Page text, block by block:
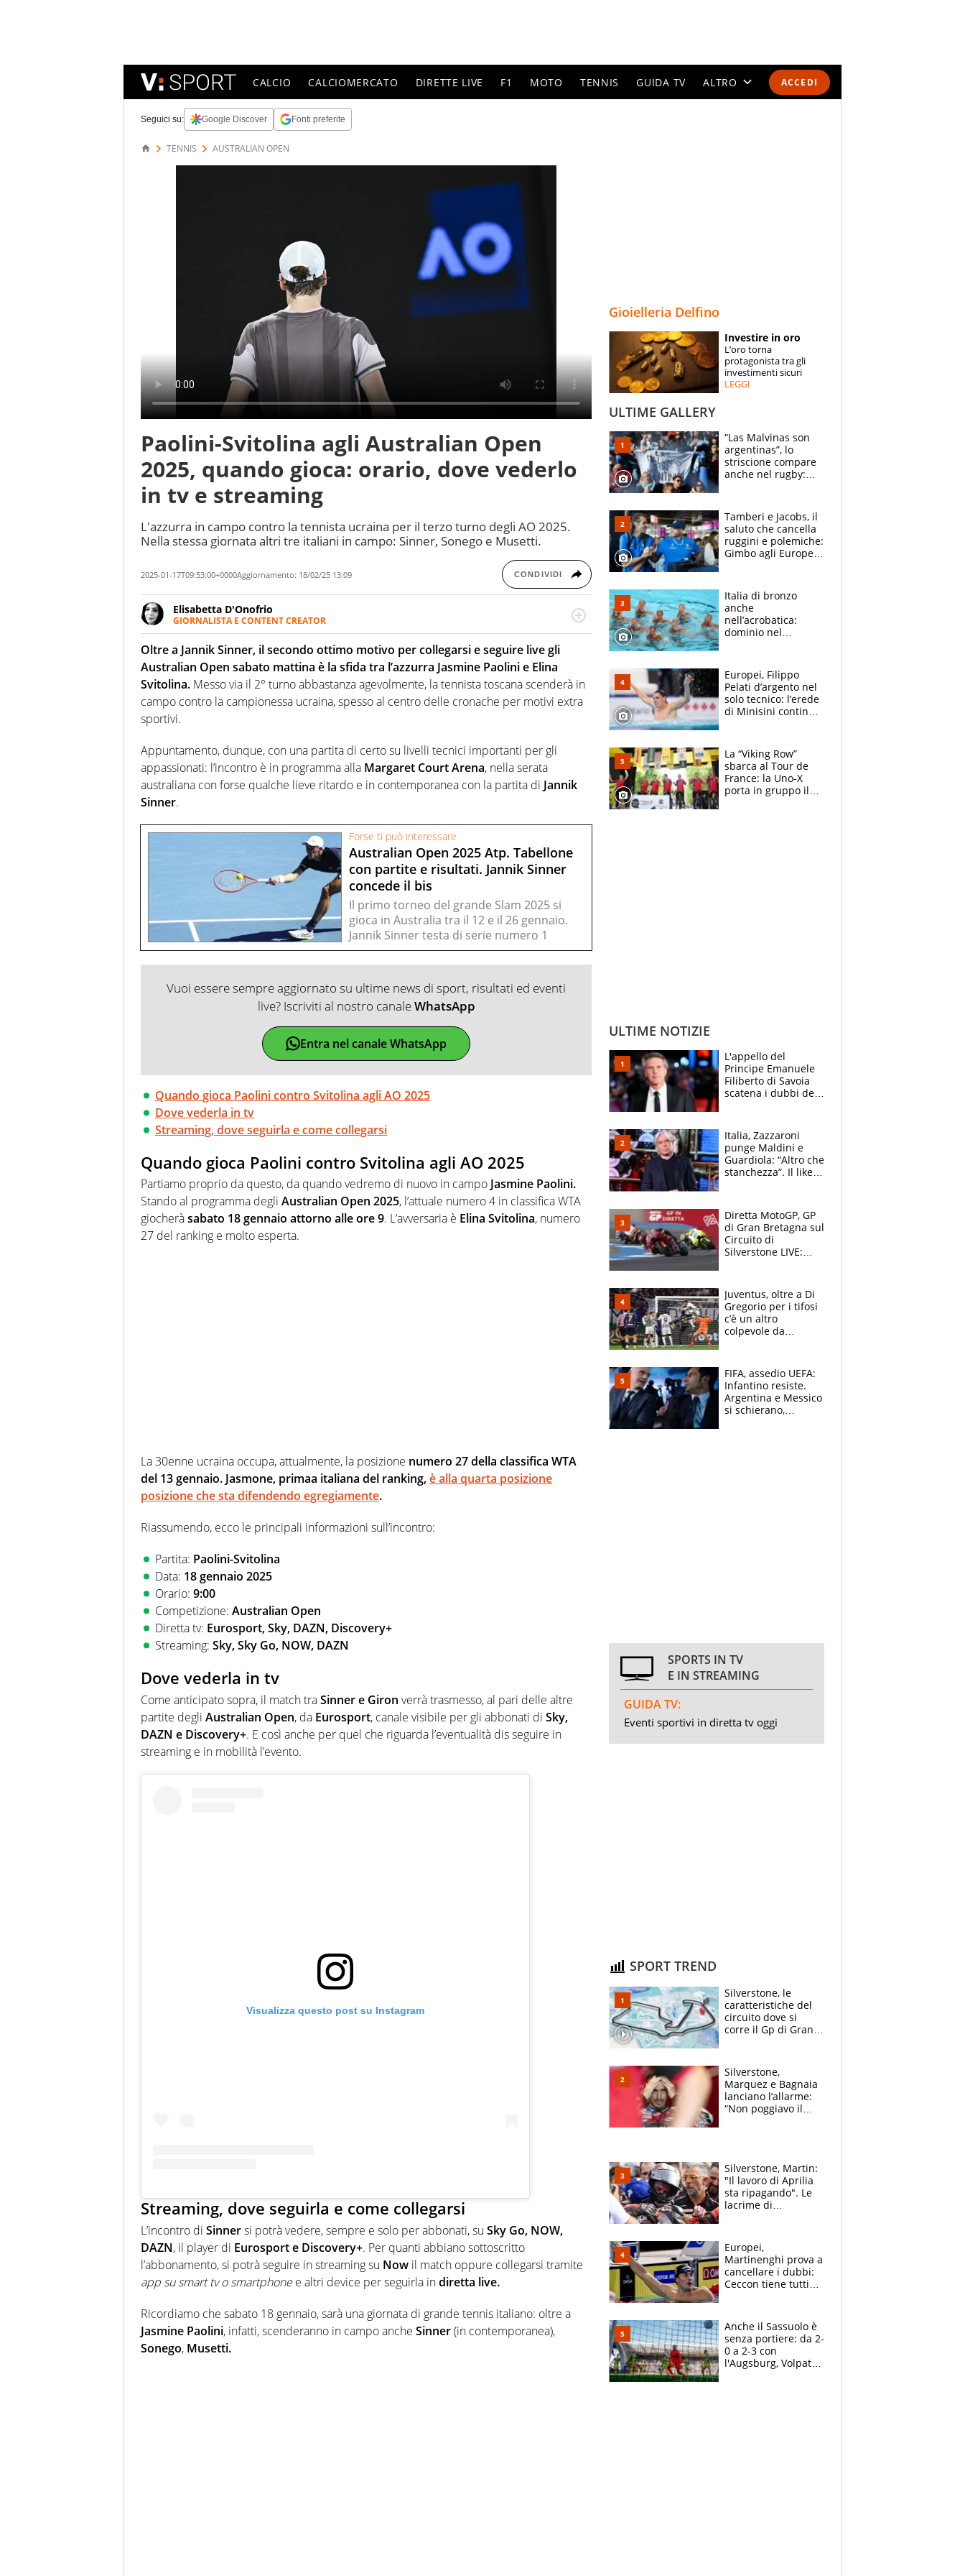
ACCEDI
CALCIO CALCIOMERCATO DIRETTE LIVE F1 MOTO TENNIS GUIDA TV ALTRO
SPECIALI
ESPERTI
Seguici su: Google Discover Fonti preferite
TENNIS AUSTRALIAN OPEN
Paolini-Svitolina agli Australian Open
2025, quando gioca: orario, dove vederlo
in tv e streaming
L'azzurra in campo contro la tennista ucraina per il terzo turno degli AO 2025.
Nella stessa giornata altri tre italiani in campo: Sinner, Sonego e Musetti.
2025-01-17T09:53:00+0000Aggiornamento: 18/02/25 13:09 CONDIVIDI
Elisabetta D'Onofrio
GIORNALISTA E CONTENT CREATOR
Giornalista professionista dal 2007, scrive per curiosità personale e necessità:
soprattutto di calcio, di sport e dei suoi protagonisti, concedendosi innocenti evasioni
nell'ambito della creazione di format. Un tempo ala destra, oggi si sente a suo agio nel
ruolo di libero. Cura una classifica riservata dei migliori 5 calciatori di sempre.
Oltre a Jannik Sinner, il secondo ottimo motivo per collegarsi e seguire live gli
Australian Open sabato mattina è la sfida tra l’azzurra Jasmine Paolini e Elina
Svitolina. Messo via il 2° turno abbastanza agevolmente, la tennista toscana scenderà in
campo contro la campionessa ucraina, spesso al centro delle cronache per motivi extra
sportivi.
Appuntamento, dunque, con una partita di certo su livelli tecnici importanti per gli
appassionati: l’incontro è in programma alla Margaret Court Arena, nella serata
australiana con forse qualche lieve ritardo e in contemporanea con la partita di Jannik
Sinner.
Forse ti può interessare
Australian Open 2025 Atp. Tabellone
con partite e risultati. Jannik Sinner
concede il bis
Il primo torneo del grande Slam 2025 si
gioca in Australia tra il 12 e il 26 gennaio.
Jannik Sinner testa di serie numero 1
Vuoi essere sempre aggiornato su ultime news di sport, risultati ed eventi
live? Iscriviti al nostro canaleWhatsApp
Entra nel canale WhatsApp
Quando gioca Paolini contro Svitolina agli AO 2025
Dove vederla in tv
Streaming, dove seguirla e come collegarsi
Quando gioca Paolini contro Svitolina agli AO 2025
Partiamo proprio da questo, da quando vedremo di nuovo in campo Jasmine Paolini.
Stando al programma degli Australian Open 2025, l’attuale numero 4 in classifica WTA
giocheràsabato 18 gennaio attorno alle ore 9. L’avversaria è Elina Svitolina, numero
27 del ranking e molto esperta.
La 30enne ucraina occupa, attualmente, la posizione numero 27 della classifica WTA
del 13 gennaio. Jasmone, primaa italiana del ranking,è alla quarta posizione
posizione che sta difendendo egregiamente.
Riassumendo, ecco le principali informazioni sull’incontro:
Partita: Paolini-Svitolina
Data: 18 gennaio 2025
Orario: 9:00
Competizione: Australian Open
Diretta tv: Eurosport, Sky, DAZN, Discovery+
Streaming: Sky, Sky Go, NOW, DAZN
Dove vederla in tv
Come anticipato sopra, il match traSinner e Giron verrà trasmesso, al pari delle altre
partite degli Australian Open, da Eurosport, canale visibile per gli abbonati di Sky,
DAZN e Discovery+. E così anche per quel che riguarda l’eventualità dis seguire in
streaming e in mobilità l’evento.
Visualizza questo post su Instagram
Streaming, dove seguirla e come collegarsi
L’incontro di Sinnersi potrà vedere, sempre e solo per abbonati, su Sky Go, NOW,
DAZN, il player di Eurosport e Discovery+. Per quanti abbiano sottoscritto
l’abbonamento, si potrà seguire in streaming su Now il match oppure collegarsi tramite
app su smart tv o smartphonee altri device per seguirla indiretta live.
Ricordiamo che sabato 18 gennaio, sarà una giornata di grande tennis italiano: oltre a
Jasmine Paolini, infatti, scenderanno in campo anche Sinner(in contemporanea),
Sonego, Musetti.
Gioielleria Delfino
Investire in oro
L’oro torna
protagonista tra gli
investimenti sicuri
LEGGI
ULTIME GALLERY
“Las Malvinas son
argentinas”, lo
striscione compare
anche nel rugby:
un caso
Tamberi e Jacobs, il
saluto che cancella
ruggini e polemiche:
Gimbo agli Europei
Italia di bronzo
anche
nell’acrobatica:
dominio nel
e compagni
continuare
Europei, Filippo
Pelati d’argento nel
solo tecnico: l’erede
di Minisini continua
mirino
La “Viking Row”
sbarca al Tour de
France: la Uno-X
porta in gruppo il
ULTIME NOTIZIE
L'appello del
Principe Emanuele
Filiberto di Savoia
scatena i dubbi dei
Italia, Zazzaroni
punge Maldini e
Guardiola: “Altro che
stanchezza”. Il like
Diretta MotoGP, GP
di Gran Bretagna sul
Circuito di
Silverstone LIVE:
Ducati in affanno
Juventus, oltre a Di
Gregorio per i tifosi
c’è un altro
colpevole da
FIFA, assedio UEFA:
Infantino resiste.
Argentina e Messico
si schierano,
SPORTS IN TV
E IN STREAMING
GUIDA TV:
Eventi sportivi in diretta tv oggi
SPORT TREND
Silverstone, le
caratteristiche del
circuito dove si
corre il Gp di Gran
Silverstone,
Marquez e Bagnaia
lanciano l’allarme:
“Non poggiavo il
Silverstone, Martin:
"Il lavoro di Aprilia
sta ripagando". Le
lacrime di
la gara domani"
Europei,
Martinenghi prova a
cancellare i dubbi:
Ceccon tiene tutti
Curtis
Anche il Sassuolo è
senza portiere: da 2-
0 a 2-3 con
l'Augsburg, Volpato